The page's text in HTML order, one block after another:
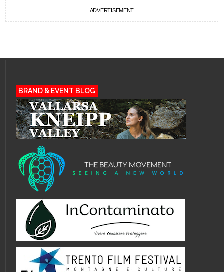
ADVERTISEMENT
BRAND & EVENT BLOG